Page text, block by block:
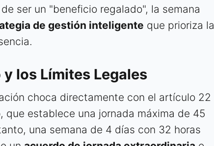
ser un "beneficio regalado", la semana
de gestión inteligente que prioriza la
y los Límites Legales
choca directamente con el artículo 22
que establece una jornada máxima de 45
una semana de 4 días con 32 horas